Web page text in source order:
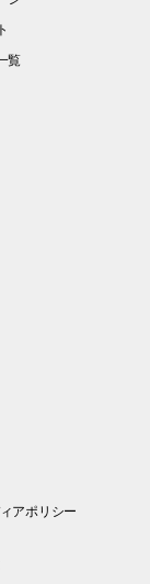
覧
アポリシー